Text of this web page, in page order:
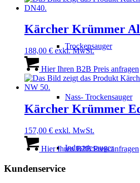
Trockensauger
Nass- Trockensauger
Industriesauger
Kärcher Krümmer
188,00 € exkl. MwSt.
Hier Ihren B2B Preis anfragen
Kärcher Krümmer
157,00 € exkl. MwSt.
Hier Ihren B2B Preis anfragen
Kundenservice